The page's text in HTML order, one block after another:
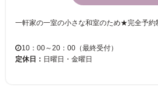
10：00～20：00（最終受付）
定休日： 日曜日・金曜日